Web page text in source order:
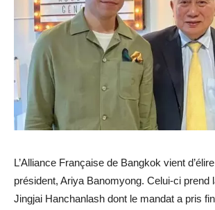
L’Alliance Française de Bangkok vient
président, Ariya Banomyong. Celui-ci prend
Jingjai Hanchanlash dont le mandat a pris